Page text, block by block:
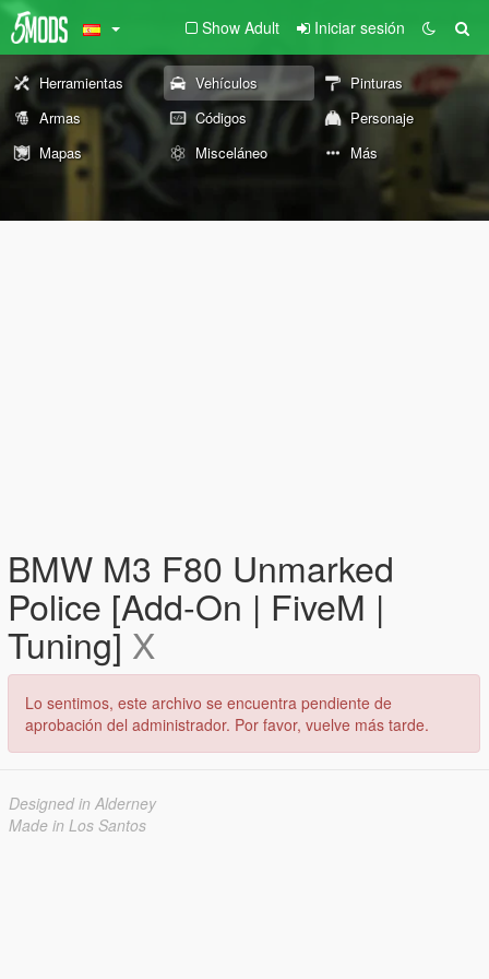
Show Adult Iniciar sesión
Herramientas Vehículos
Pinturas
Armas
Códigos
Personaje
Mapas
Misceláneo Más
BMW M3 F80 Unmarked
Police [Add-On | FiveM |
Tuning] X
Lo sentimos, este archivo se encuentra pendiente de
aprobación del administrador. Por favor, vuelve más tarde.
Designed in Alderney
Made in Los Santos